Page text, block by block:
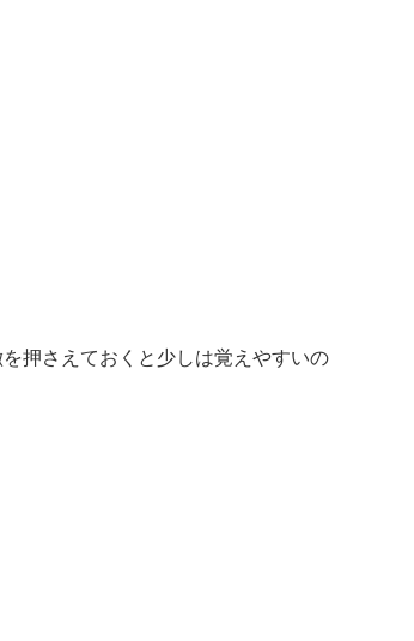
押さえておくと少しは覚えやすいの